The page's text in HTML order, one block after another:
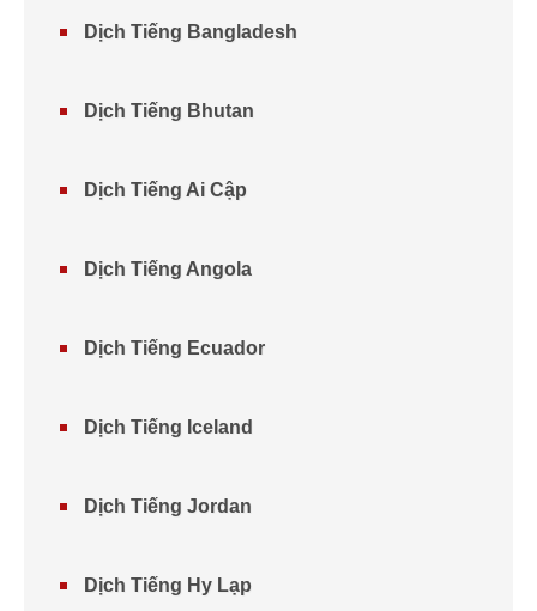
Dịch Tiếng Bangladesh
Dịch Tiếng Bhutan
Dịch Tiếng Ai Cập
Dịch Tiếng Angola
Dịch Tiếng Ecuador
Dịch Tiếng Iceland
Dịch Tiếng Jordan
Dịch Tiếng Hy Lạp